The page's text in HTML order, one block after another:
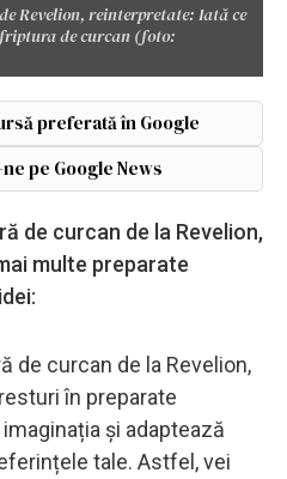
Revelion, reinterpretate: Iată ce
de curcan (foto:
preferată în Google
pe Google News
de curcan de la Revelion,
multe preparate
de curcan de la Revelion,
în preparate
și adaptează
tale. Astfel, vei